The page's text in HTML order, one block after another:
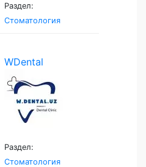
Раздел:
Стоматология
WDental
Раздел:
Стоматология